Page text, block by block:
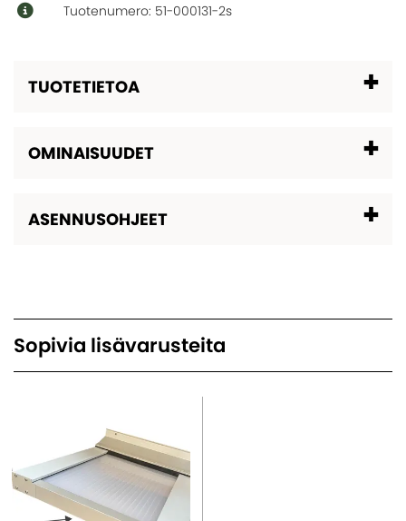
Tuotenumero: 51-000131-2s
TUOTETIETOA
OMINAISUUDET
ASENNUSOHJEET
Sopivia lisävarusteita